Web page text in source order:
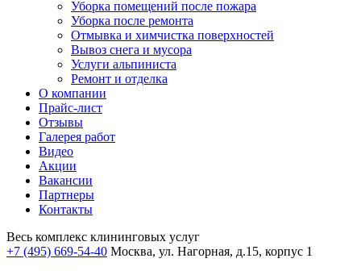
Уборка помещений после пожара
Уборка после ремонта
Отмывка и химчистка поверхностей
Вывоз снега и мусора
Услуги альпиниста
Ремонт и отделка
О компании
Прайс-лист
Отзывы
Галерея работ
Видео
Акции
Вакансии
Партнеры
Контакты
Весь комплекс клининговых услуг
+7 (495) 669-54-40 Москва, ул. Нагорная, д.15, корпус 1